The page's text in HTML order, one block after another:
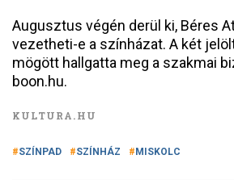
Augusztus végén derül ki, Béres
vezetheti-e a színházat. A két
mögött hallgatta meg a szakmai
boon.hu.
KULTURA.HU
SZÍNPAD SZÍNHÁZ MISKOLC